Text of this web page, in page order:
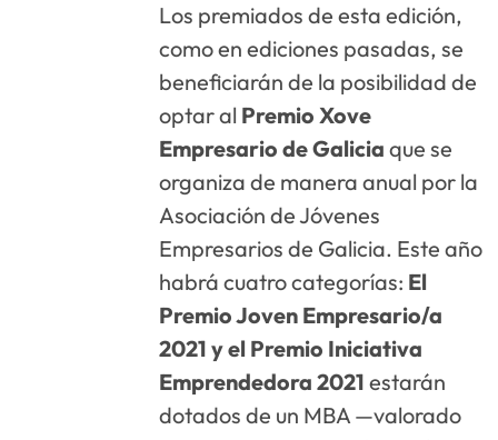
Los premiados de esta edición,
como en ediciones pasadas, se
beneficiarán de la posibilidad de
optar al Premio Xove
Empresario de Galicia que se
organiza de manera anual por la
Asociación de Jóvenes
Empresarios de Galicia. Este año
habrá cuatro categorías: El
Premio Joven Empresario/a
2021 y el Premio Iniciativa
Emprendedora 2021 estarán
dotados de un MBA —valorado